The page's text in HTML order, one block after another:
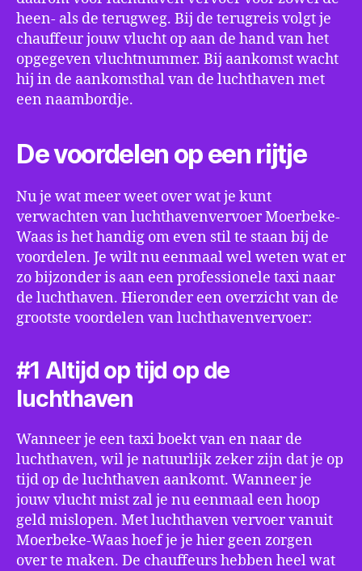
heen- als de terugweg. Bij de terugreis volgt je
chauffeur jouw vlucht op aan de hand van het
opgegeven vluchtnummer. Bij aankomst wacht
hij in de aankomsthal van de luchthaven met
een naambordje.
De voordelen op een rijtje
Nu je wat meer weet over wat je kunt
verwachten van luchthavenvervoer Moerbeke-
Waas is het handig om even stil te staan bij de
voordelen. Je wilt nu eenmaal wel weten wat er
zo bijzonder is aan een professionele taxi naar
de luchthaven. Hieronder een overzicht van de
grootste voordelen van luchthavenvervoer:
#1 Altijd op tijd op de
luchthaven
Wanneer je een taxi boekt van en naar de
luchthaven, wil je natuurlijk zeker zijn dat je op
tijd op de luchthaven aankomt. Wanneer je
jouw vlucht mist zal je nu eenmaal een hoop
geld mislopen. Met luchthaven vervoer vanuit
Moerbeke-Waas hoef je je hier geen zorgen
over te maken. De chauffeurs hebben heel wat